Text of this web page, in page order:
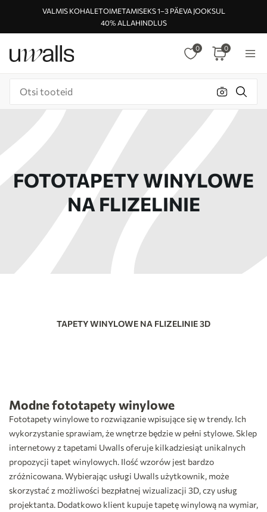
VALMIS KOHALETOIMETAMISEKS 1–3 PÄEVA JOOKSUL
40% ALLAHINDLUS
0 0
FOTOTAPETY WINYLOWE
NA FLIZELINIE
TAPETY WINYLOWE NA FLIZELINIE 3D
Modne fototapety winylowe
Fototapety winylowe to rozwiązanie wpisujące się w trendy. Ich
wykorzystanie sprawiam, że wnętrze będzie w pełni stylowe. Sklep
internetowy z tapetami Uwalls oferuje kilkadziesiąt unikalnych
propozycji tapet winylowych. Ilość wzorów jest bardzo
zróżnicowana. Wybierając usługi Uwalls użytkownik, może
skorzystać z możliwości bezpłatnej wizualizacji 3D, czy usług
projektanta. Dodatkowo klient kupuje tapetę winylową na wymiar,